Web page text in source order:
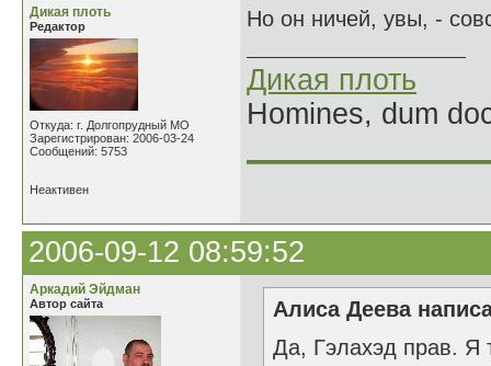
Дикая плоть
Редактор
Откуда: г. Долгопрудный МО
Зарегистрирован: 2006-03-24
Сообщений: 5753
Но он ничей, увы, -
Дикая плоть
Homines, dum
Неактивен
2006-09-12 08:59:52
Аркадий Эйдман
Автор сайта
Алиса Деева
Да, Гэлахэд прав. Я